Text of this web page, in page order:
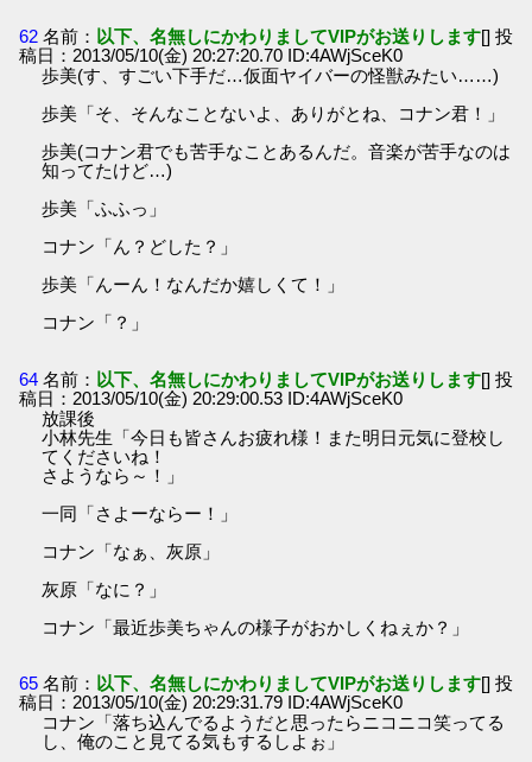
62 名前： 以下、名無しにかわりましてVIPがお送りします[] 投
稿日：2013/05/10(金) 20:27:20.70 ID:4AWjSceK0
歩美(す、すごい下手だ…仮面ヤイバーの怪獣みたい……)
歩美「そ、そんなことないよ、ありがとね、コナン君！」
歩美(コナン君でも苦手なことあるんだ。音楽が苦手なのは
知ってたけど…)
歩美「ふふっ」
コナン「ん？どした？」
歩美「んーん！なんだか嬉しくて！」
コナン「？」
64 名前： 以下、名無しにかわりましてVIPがお送りします[] 投
稿日：2013/05/10(金) 20:29:00.53 ID:4AWjSceK0
放課後
小林先生「今日も皆さんお疲れ様！また明日元気に登校し
てくださいね！
さようなら～！」
一同「さよーならー！」
コナン「なぁ、灰原」
灰原「なに？」
コナン「最近歩美ちゃんの様子がおかしくねぇか？」
65 名前： 以下、名無しにかわりましてVIPがお送りします[] 投
稿日：2013/05/10(金) 20:29:31.79 ID:4AWjSceK0
コナン「落ち込んでるようだと思ったらニコニコ笑ってる
し、俺のこと見てる気もするしよぉ」